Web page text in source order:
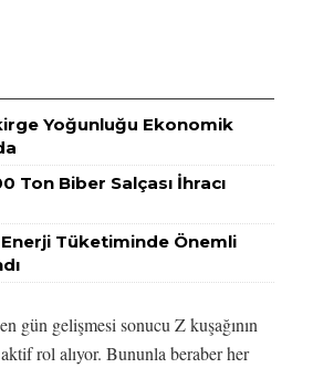
Yoğunluğu Ekonomik
Ton Biber Salçası İhracı
Tüketiminde Önemli
gün gelişmesi sonucu Z kuşağının
rol alıyor. Bununla beraber her